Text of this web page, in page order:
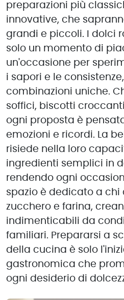
preparazioni più
innovative, che
grandi e piccoli. I dolci
solo un momento di
un'occasione per
i sapori e le
combinazioni uniche.
soffici, biscotti
ogni proposta è
emozioni e ricordi. La
risiede nella loro
ingredienti semplici in
rendendo ogni
spazio è dedicato a chi
zucchero e farina,
indimenticabili da
familiari. Prepararsi a
della cucina è solo
gastronomica che
ogni desiderio di